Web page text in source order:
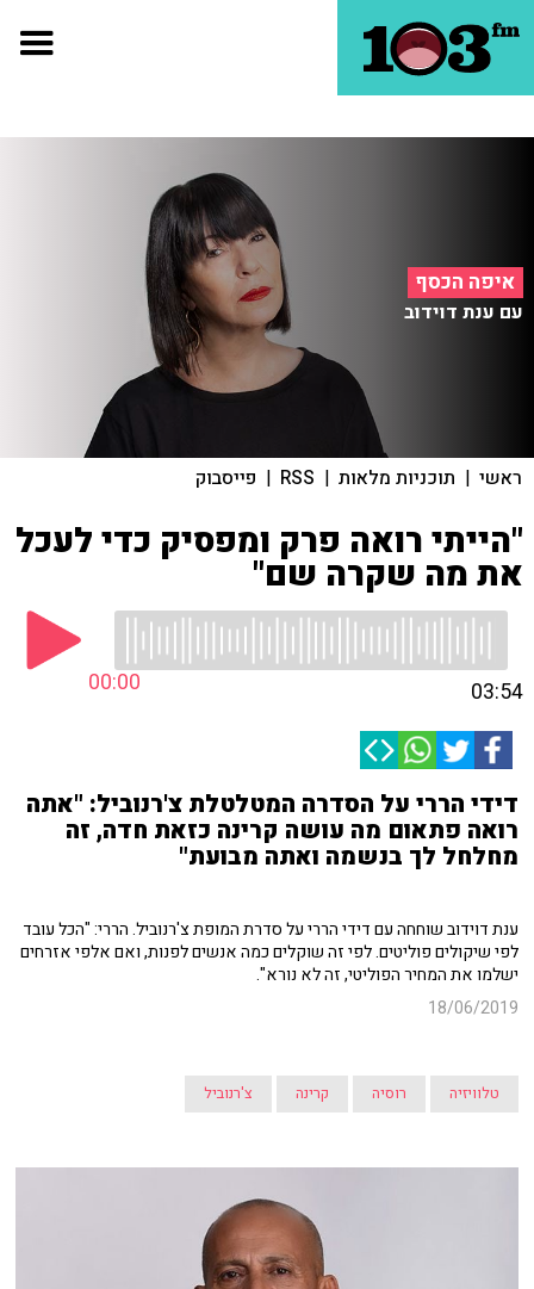
איפה הכסף
עם ענת דוידוב
ראשי | תוכניות מלאות |
RSS
| פייסבוק
"הייתי רואה פרק ומפסיק כדי לעכל
את מה שקרה שם"
00:00 03:54
דידי הררי על הסדרה המטלטלת צ'רנוביל: "אתה
רואה פתאום מה עושה קרינה כזאת חדה, זה
מחלחל לך בנשמה ואתה מבועת"
ענת דוידוב שוחחה עם דידי הררי על סדרת המופת צ'רנוביל. הררי: "הכל עובד
לפי שיקולים פוליטים. לפי זה שוקלים כמה אנשים לפנות, ואם אלפי אזרחים
ישלמו את המחיר הפוליטי, זה לא נורא".
18/06/2019
טלוויזיה רוסיה קרינה צ'רנוביל